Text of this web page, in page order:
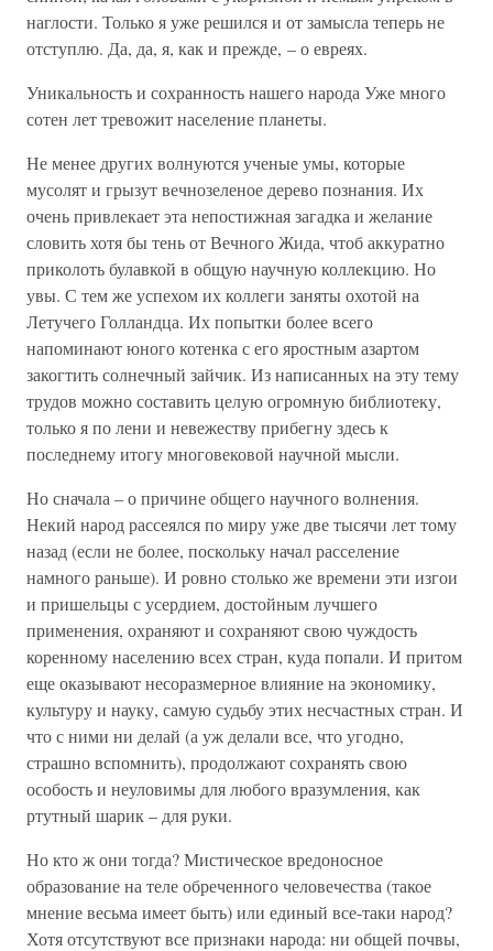
наглости. Только я уже решился и от замысла теперь не
отступлю. Да, да, я, как и прежде, – о евреях.
Уникальность и сохранность нашего народа Уже много
сотен лет тревожит население планеты.
Не менее других волнуются ученые умы, которые
мусолят и грызут вечнозеленое дерево познания. Их
очень привлекает эта непостижная загадка и желание
словить хотя бы тень от Вечного Жида, чтоб аккуратно
приколоть булавкой в общую научную коллекцию. Но
увы. С тем же успехом их коллеги заняты охотой на
Летучего Голландца. Их попытки более всего
напоминают юного котенка с его яростным азартом
закогтить солнечный зайчик. Из написанных на эту тему
трудов можно составить целую огромную библиотеку,
только я по лени и невежеству прибегну здесь к
последнему итогу многовековой научной мысли.
Но сначала – о причине общего научного волнения.
Некий народ рассеялся по миру уже две тысячи лет тому
назад (если не более, поскольку начал расселение
намного раньше). И ровно столько же времени эти изгои
и пришельцы с усердием, достойным лучшего
применения, охраняют и сохраняют свою чуждость
коренному населению всех стран, куда попали. И притом
еще оказывают несоразмерное влияние на экономику,
культуру и науку, самую судьбу этих несчастных стран. И
что с ними ни делай (а уж делали все, что угодно,
страшно вспомнить), продолжают сохранять свою
особость и неуловимы для любого вразумления, как
ртутный шарик – для руки.
Но кто ж они тогда? Мистическое вредоносное
образование на теле обреченного человечества (такое
мнение весьма имеет быть) или единый все-таки народ?
Хотя отсутствуют все признаки народа: ни общей почвы,